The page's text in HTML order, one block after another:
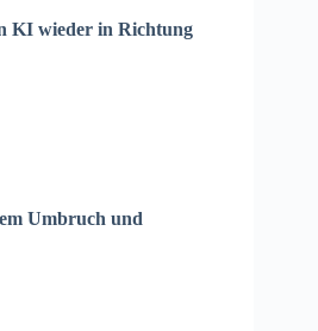
KI wieder in Richtung
Umbruch und